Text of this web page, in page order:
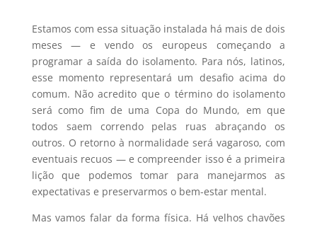
Estamos com essa situação instalada há mais de dois
meses — e vendo os europeus começando a
programar a saída do isolamento. Para nós, latinos,
esse momento representará um desafio acima do
comum. Não acredito que o término do isolamento
será como fim de uma Copa do Mundo, em que
todos saem correndo pelas ruas abraçando os
outros. O retorno à normalidade será vagaroso, com
eventuais recuos — e compreender isso é a primeira
lição que podemos tomar para manejarmos as
expectativas e preservarmos o bem-estar mental.
Mas vamos falar da forma física. Há velhos chavões